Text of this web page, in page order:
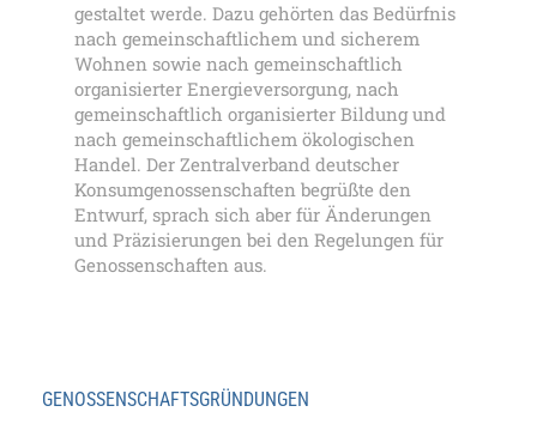
gestaltet werde. Dazu gehörten das Bedürfnis
nach gemeinschaftlichem und sicherem
Wohnen sowie nach gemeinschaftlich
organisierter Energieversorgung, nach
gemeinschaftlich organisierter Bildung und
nach gemeinschaftlichem ökologischen
Handel. Der Zentralverband deutscher
Konsumgenossenschaften begrüßte den
Entwurf, sprach sich aber für Änderungen
und Präzisierungen bei den Regelungen für
Genossenschaften aus.
GENOSSENSCHAFTSGRÜNDUNGEN